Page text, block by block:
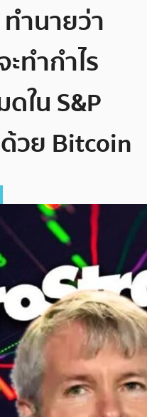
ำนายว่า
ทำกำไร
ใน S&P
วย Bitcoin